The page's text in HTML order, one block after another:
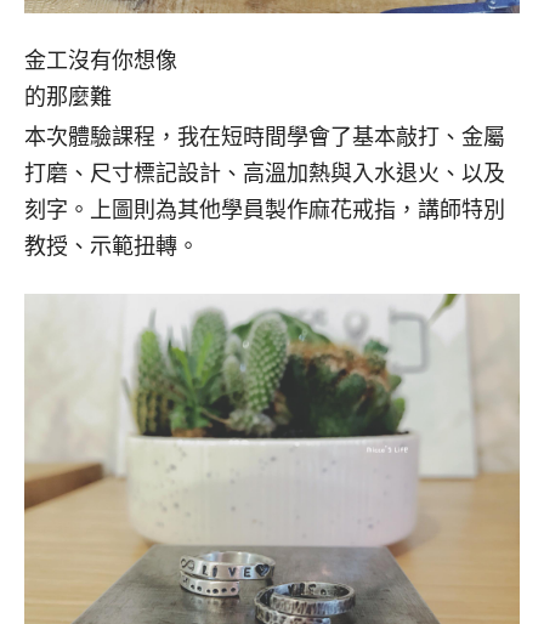
金工沒有你想像
的那麼難
本次體驗課程，我在短時間學會了基本敲打、金屬
打磨、尺寸標記設計、高溫加熱與入水退火、以及
刻字。上圖則為其他學員製作麻花戒指，講師特別
教授、示範扭轉。